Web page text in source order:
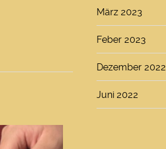
März 2023
Feber 2023
Dezember 2022
Juni 2022